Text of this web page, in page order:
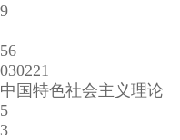
9
56
030221
中国特色社会主义理论
5
3